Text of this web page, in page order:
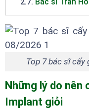
Top 7 bác sĩ cấy
Những lý do nên
Implant giỏi